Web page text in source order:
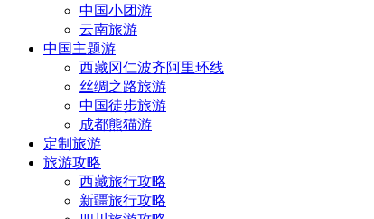
中国小团游
云南旅游
中国主题游
西藏冈仁波齐阿里环线
丝绸之路旅游
中国徒步旅游
成都熊猫游
定制旅游
旅游攻略
西藏旅行攻略
新疆旅行攻略